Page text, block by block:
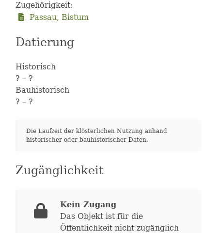
Zugehörigkeit:
Passau, Bistum
Datierung
Historisch
? – ?
Bauhistorisch
? – ?
Die Laufzeit der klösterlichen Nutzung anhand
historischer oder bauhistorischer Daten.
Zugänglichkeit
Kein Zugang
Das Objekt ist für die
Öffentlichkeit nicht zugänglich